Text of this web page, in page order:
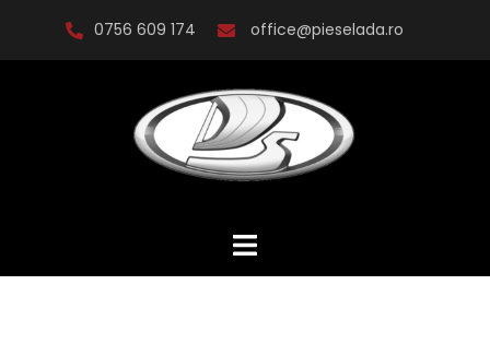
0756 609 174 office@pieselada.ro